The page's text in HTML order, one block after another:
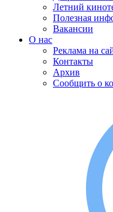
Летний
Полезная
Вакансии
О нас
Реклама на
Контакты
Архив
Сообщить о